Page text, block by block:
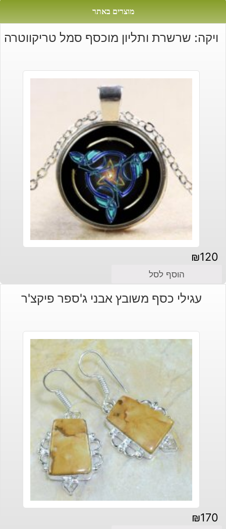
מוצרים באתר
ויקה: שרשרת ותליון מוכסף סמל טריקווטרה
₪120
הוסף לסל
עגילי כסף משובץ אבני ג'ספר פיקצ'ר
₪170